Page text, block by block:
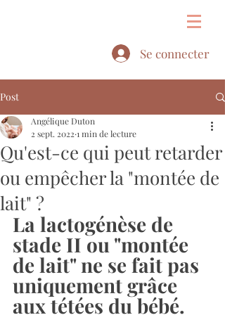
Se connecter
Post
Qu'est-ce qui peut retarder
ou empêcher la "montée de
lait" ?
Angélique Duton
2 sept. 2022 1 min de lecture
La lactogénèse de
stade II ou "montée
de lait" ne se fait pas
uniquement grâce
aux tétées du bébé.